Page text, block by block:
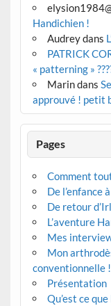
Handichien !
Audreydans
PATRICK
« patterning »
Marindans
approuvé ! petit
Pages
Comment
De l’enfance
De retour
L’aventure
Mes
Mon
conventionnelle !
Présentation
Qu’est ce